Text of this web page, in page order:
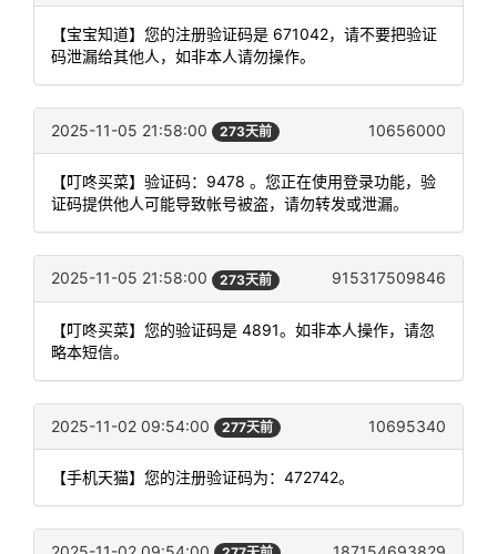
【宝宝知道】您的注册验证码是 671042，请不要把验证
码泄漏给其他人，如非本人请勿操作。
2025-11-05 21:58:00 273天前 10656000
【叮咚买菜】验证码：9478 。您正在使用登录功能，验
证码提供他人可能导致帐号被盗，请勿转发或泄漏。
2025-11-05 21:58:00 273天前 915317509846
【叮咚买菜】您的验证码是 4891。如非本人操作，请忽
略本短信。
2025-11-02 09:54:00 277天前 10695340
【手机天猫】您的注册验证码为：472742。